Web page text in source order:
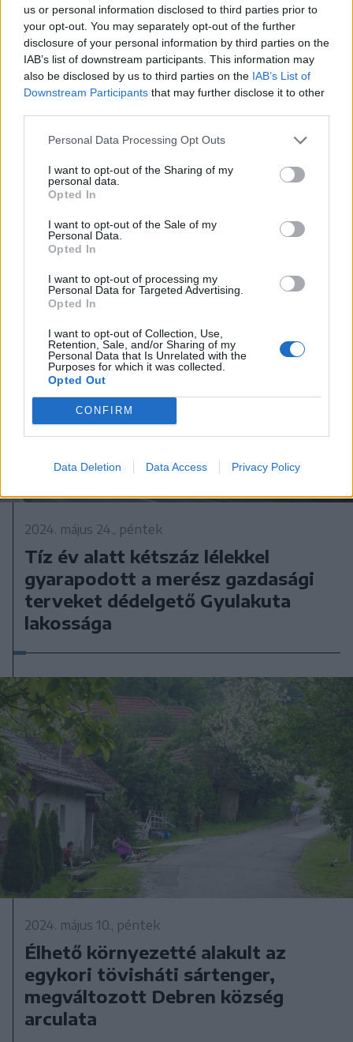
us or personal information disclosed to third parties prior to
your opt-out. You may separately opt-out of the further
disclosure of your personal information by third parties on the
IAB’s list of downstream participants. This information may
also be disclosed by us to third parties on the IAB’s List of
Downstream Participants that may further disclose it to other
Personal Data Processing Opt Outs
I want to opt-out of the Sharing of my
personal data.
Opted In
I want to opt-out of the Sale of my
Personal Data.
Opted In
I want to opt-out of processing my
Personal Data for Targeted Advertising.
Opted In
I want to opt-out of Collection, Use,
Retention, Sale, and/or Sharing of my
Personal Data that Is Unrelated with the
Purposes for which it was collected.
Opted Out
CONFIRM
Data Deletion Data Access Privacy Policy
A nullás liszt legendája, avagy mi
látogatóban a gyulakutai
malomban
2024. május 24., péntek
Tíz év alatt kétszáz lélekkel
gyarapodott a merész gazdasági
terveket dédelgető Gyulakuta
lakossága
2024. május 10., péntek
Élhető környezetté alakult az
egykori tövisháti sártenger,
megváltozott Debren község
arculata